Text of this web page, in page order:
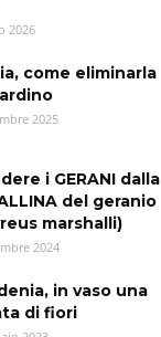
2026
come eliminarla
2025
i GERANI dalla
del geranio
marshalli)
2024
in vaso una
di fiori